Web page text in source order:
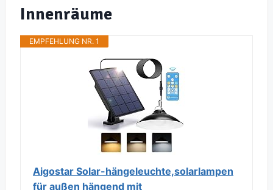
Innenräume
EMPFEHLUNG NR. 1
Aigostar Solar-hängeleuchte,solarlampen
für außen hängend mit